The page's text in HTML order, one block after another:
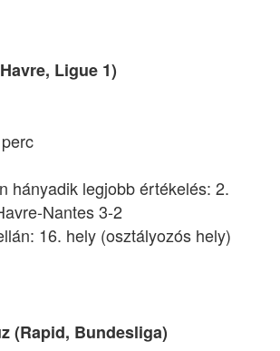
Ligue 1)
hányadik legjobb értékelés: 2.
Nantes 3-2
16. hely (osztályozós hely)
(Rapid, Bundesliga)